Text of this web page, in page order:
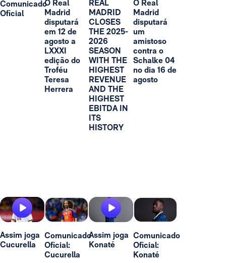
Comunicado
Oficial
O Real
Madrid
disputará
em 12 de
agosto a
LXXXI
edição do
Troféu
Teresa
Herrera
REAL
MADRID
CLOSES
THE 2025-
2026
SEASON
WITH THE
HIGHEST
REVENUE
AND THE
HIGHEST
EBITDA IN
ITS
HISTORY
O Real
Madrid
disputará
um
amistoso
contra o
Schalke 04
no dia 16 de
agosto
Assim joga
Cucurella
Comunicado
Oficial:
Cucurella
Assim joga
Konaté
Comunicado
Oficial:
Konaté